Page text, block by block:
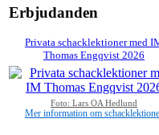
Erbjudanden
Privata schacklektioner med
Thomas Engqvist 2026
Foto: Lars OA Hedlund
Mer information om